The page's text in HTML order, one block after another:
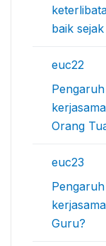
baik
euc22
Orang
euc23
Guru?